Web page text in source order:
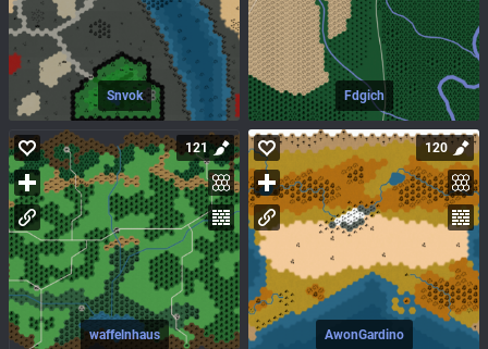
Snvok Fdgich
waffelnhaus
121
AwonGardino
120